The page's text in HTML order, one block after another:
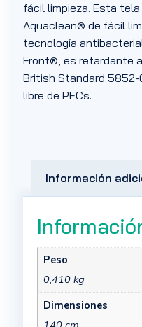
fácil limpieza. Esta
Aquaclean® de fácil
tecnología
Front®, es retardante
British Standard 5852-
libre de PFCs.
Información
Peso
0,410 kg
Dimensiones